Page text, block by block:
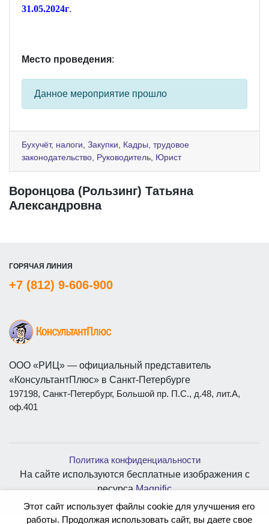
31.05.2024г.
Место проведения:
Данное мероприятие прошло
Бухучёт, налоги Закупки
Кадры, трудовое
законодательство Руководитель Юрист
Воронцова (Рользинг) Татьяна
Александровна
ГОРЯЧАЯ ЛИНИЯ
+7 (812) 9-606-900
ООО «РИЦ» — официальный представитель
«КонсультантПлюс» в Санкт-Петербурге
197198, Санкт-Петербург, Большой пр. П.С., д.48, лит.А,
оф.401
Политика конфиденциальности
На сайте используются бесплатные изображения с
ресурсаMagnific
Этот сайт использует файлы cookie для улучшения его
работы. Продолжая использовать сайт, вы даете свое